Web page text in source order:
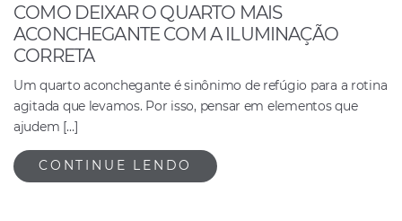
COMO DEIXAR O QUARTO MAIS
ACONCHEGANTE COM A ILUMINAÇÃO
CORRETA
Um quarto aconchegante é sinônimo de refúgio para a rotina
agitada que levamos. Por isso, pensar em elementos que
ajudem […]
CONTINUE LENDO